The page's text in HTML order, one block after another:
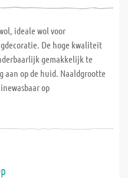
ideale wol voor
De hoge kwaliteit
gemakkelijk te
aan op de huid. Naaldgrootte
op